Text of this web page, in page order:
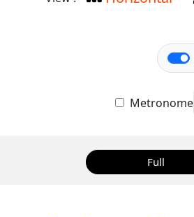
Metronome
Full